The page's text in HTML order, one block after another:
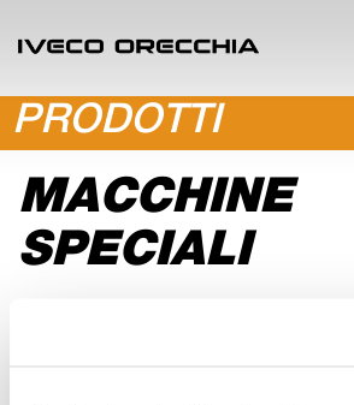
PRODOTTI
MACCHINE
SPECIALI